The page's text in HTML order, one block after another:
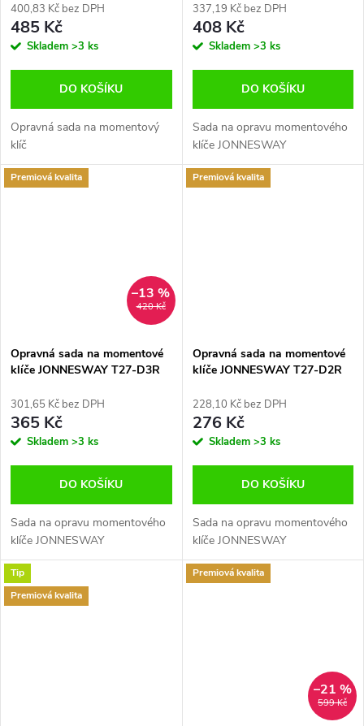
400,83 Kč bez DPH
485 Kč
Skladem >3 ks
DO KOŠÍKU
Opravná sada na momentový
klíč
337,19 Kč bez DPH
408 Kč
Skladem >3 ks
DO KOŠÍKU
Sada na opravu momentového
klíče JONNESWAY
Premiová kvalita
420 Kč
–13 %
Opravná sada na momentové
klíče JONNESWAY T27-D3R
301,65 Kč bez DPH
365 Kč
Skladem >3 ks
DO KOŠÍKU
Sada na opravu momentového
klíče JONNESWAY
Premiová kvalita
Opravná sada na momentové
klíče JONNESWAY T27-D2R
228,10 Kč bez DPH
276 Kč
Skladem >3 ks
DO KOŠÍKU
Sada na opravu momentového
klíče JONNESWAY
Tip
Premiová kvalita
Premiová kvalita
599 Kč
–21 %